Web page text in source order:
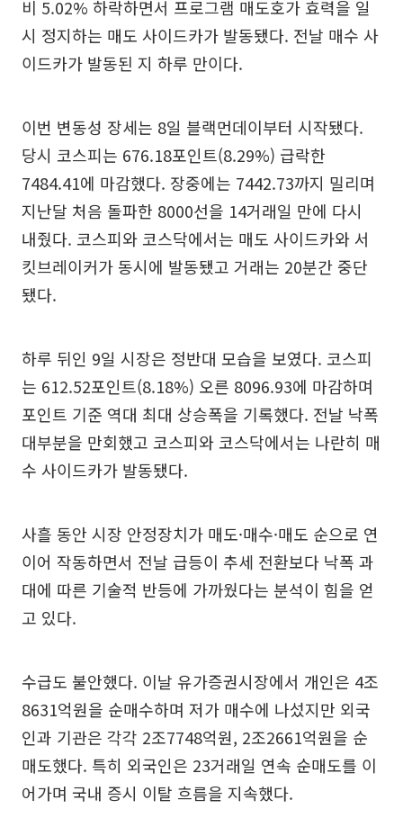
비 5.02% 하락하면서 프로그램 매도호가 효력을 일
시 정지하는 매도 사이드카가 발동됐다. 전날 매수 사
이드카가 발동된 지 하루 만이다.
이번 변동성 장세는 8일 블랙먼데이부터 시작됐다.
당시 코스피는 676.18포인트(8.29%) 급락한
7484.41에 마감했다. 장중에는 7442.73까지 밀리며
지난달 처음 돌파한 8000선을 14거래일 만에 다시
내줬다. 코스피와 코스닥에서는 매도 사이드카와 서
킷브레이커가 동시에 발동됐고 거래는 20분간 중단
됐다.
하루 뒤인 9일 시장은 정반대 모습을 보였다. 코스피
는 612.52포인트(8.18%) 오른 8096.93에 마감하며
포인트 기준 역대 최대 상승폭을 기록했다. 전날 낙폭
대부분을 만회했고 코스피와 코스닥에서는 나란히 매
수 사이드카가 발동됐다.
사흘 동안 시장 안정장치가 매도·매수·매도 순으로 연
이어 작동하면서 전날 급등이 추세 전환보다 낙폭 과
대에 따른 기술적 반등에 가까웠다는 분석이 힘을 얻
고 있다.
수급도 불안했다. 이날 유가증권시장에서 개인은 4조
8631억원을 순매수하며 저가 매수에 나섰지만 외국
인과 기관은 각각 2조7748억원, 2조2661억원을 순
매도했다. 특히 외국인은 23거래일 연속 순매도를 이
어가며 국내 증시 이탈 흐름을 지속했다.